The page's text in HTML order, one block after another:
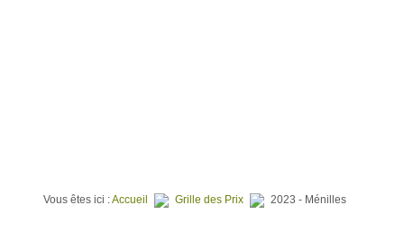
Vous êtes ici :Accueil Grille des Prix 2023 - Ménilles